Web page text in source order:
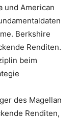
und American
Berkshire
Renditen.
beim
des Magellan
Renditen,